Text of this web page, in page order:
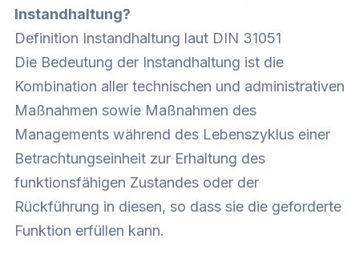
Instandhaltung?
Definition Instandhaltung laut DIN 31051
Die Bedeutung der Instandhaltung ist die
Kombination aller technischen und administrativen
Maßnahmen sowie Maßnahmen des
Managements während des Lebenszyklus einer
Betrachtungseinheit zur Erhaltung des
funktionsfähigen Zustandes oder der
Rückführung in diesen, so dass sie die geforderte
Funktion erfüllen kann.